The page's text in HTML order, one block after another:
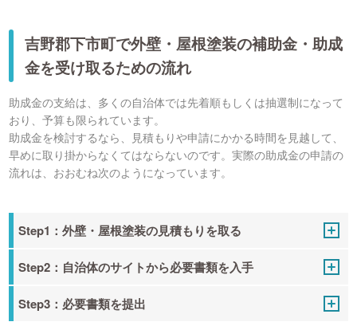
吉野郡下市町で外壁・屋根塗装の補助金・助成
金を受け取るための流れ
助成金の支給は、多くの自治体では先着順もしくは抽選制になって
おり、予算も限られています。
助成金を検討するなら、見積もりや申請にかかる時間を見越して、
早めに取り掛からなくてはならないのです。実際の助成金の申請の
流れは、おおむね次のようになっています。
Step1：外壁・屋根塗装の見積もりを取る
Step2：自治体のサイトから必要書類を入手
Step3：必要書類を提出